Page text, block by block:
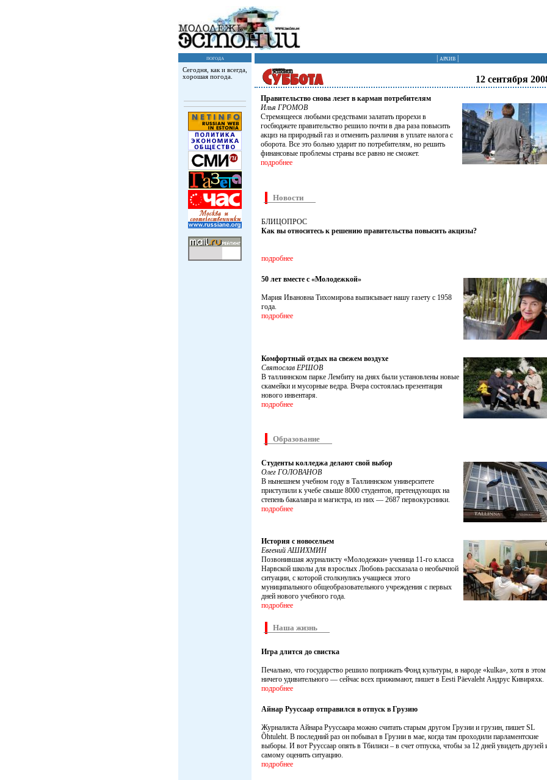
погода
Сегодня, как и всегда,
хорошая погода.
архив
12 сентября
Правительство снова лезет в карман потребителям
Илья ГРОМОВ
Стремящееся любыми средствами залатать прорехи в
госбюджете правительство решило почти в два раза повысить
акциз на природный газ и отменить различия в уплате налога с
оборота. Все это больно ударит по потребителям, но решить
финансовые проблемы страны все равно не сможет.
подробнее
Новости
БЛИЦОПРОС
Как вы относитесь к решению правительства повысить акцизы?
подробнее
50 лет вместе с «Молодежкой»
Мария Ивановна Тихомирова выписывает нашу газету с 1958
года.
подробнее
Комфортный отдых на свежем воздухе
Святослав ЕРШОВ
В таллиннском парке Лембиту на днях были установлены новые
скамейки и мусорные ведра. Вчера состоялась презентация
нового инвентаря.
подробнее
Образование
Студенты колледжа делают свой выбор
Олег ГОЛОВАНОВ
В нынешнем учебном году в Таллиннском университете
приступили к учебе свыше 8000 студентов, претендующих на
степень бакалавра и магистра, из них — 2687 первокурсники.
подробнее
История с новосельем
Евгений АШИХМИН
Позвонившая журналисту «Молодежки» ученица 11-го класса
Нарвской школы для взрослых Любовь рассказала о необычной
ситуации, с которой столкнулись учащиеся этого
муниципального общеобразовательного учреждения с первых
дней нового учебного года.
подробнее
Наша жизнь
Игра длится до свистка
Печально, что государство решило поприжать Фонд культуры, в народе «kulka», хотя в этом
ничего удивительного — сейчас всех прижимают, пишет в Eesti Päevaleht Андрус Кивиряхк.
подробнее
Айнар Рууссаар отправился в отпуск в Грузию
Журналиста Айнара Рууссаара можно считать старым другом Грузии и грузин, пишет SL
Õhtuleht. В последний раз он побывал в Грузии в мае, когда там проходили парламентские
выборы. И вот Рууссаар опять в Тбилиси – в счет отпуска, чтобы за 12 дней увидеть друзей
самому оценить ситуацию.
подробнее